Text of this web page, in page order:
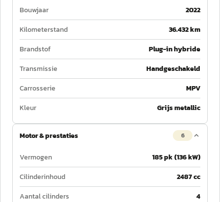
Bouwjaar
2022
Kilometerstand
36.432 km
Brandstof
Plug-in hybride
Transmissie
Handgeschakeld
Carrosserie
MPV
Kleur
Grijs metallic
Motor & prestaties 6
Vermogen
185 pk (136 kW)
Cilinderinhoud
2487 cc
Aantal cilinders
4